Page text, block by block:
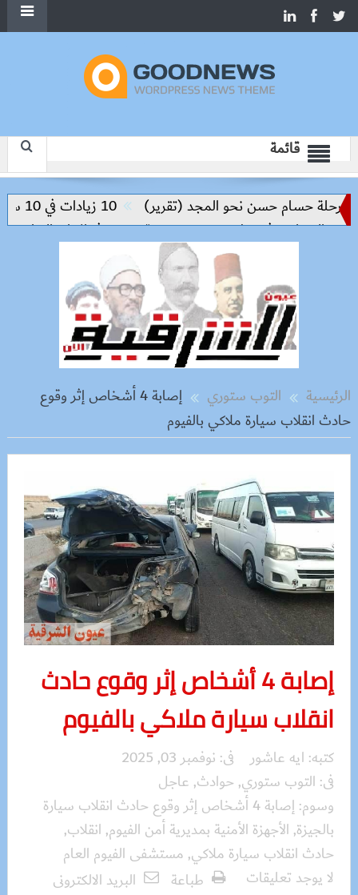
قائمة
حسام حسن نحو المجد (تقرير)
10 زيادات في 10 سنوات.. هل حان الوقت لرفع دعم البنزين نهائيا؟
في خطوة تعكس مدرسة جديدة في الإدارة الرياضية
الرئيسية التوب ستوري
إصابة 4 أشخاص إثر وقوع
حادث انقلاب سيارة ملاكي بالفيوم
إصابة 4 أشخاص إثر وقوع حادث
انقلاب سيارة ملاكي بالفيوم
كتبه: ايه عاشور فى: نوفمبر 03, 2025
فى: التوب ستوري, حوادث, عاجل
وسوم:
إصابة 4 أشخاص إثر وقوع حادث انقلاب سيارة
بالجيزة, الأجهزة الأمنية بمديرية أمن الفيوم, انقلاب,
حادث انقلاب سيارة ملاكي, مستشفى الفيوم العام
لا يوجد تعليقات
طباعة البريد الالكترونى